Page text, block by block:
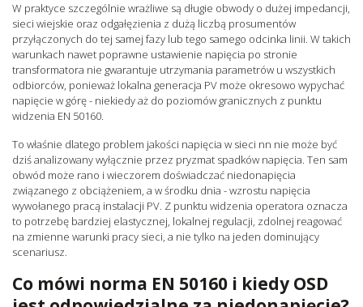
W praktyce szczególnie wrażliwe są długie obwody o dużej impedancji,
sieci wiejskie oraz odgałęzienia z dużą liczbą prosumentów
przyłączonych do tej samej fazy lub tego samego odcinka linii. W takich
warunkach nawet poprawne ustawienie napięcia po stronie
transformatora nie gwarantuje utrzymania parametrów u wszystkich
odbiorców, ponieważ lokalna generacja PV może okresowo wypychać
napięcie w górę - niekiedy aż do poziomów granicznych z punktu
widzenia EN 50160.
To właśnie dlatego problem jakości napięcia w sieci nn nie może być
dziś analizowany wyłącznie przez pryzmat spadków napięcia. Ten sam
obwód może rano i wieczorem doświadczać niedonapięcia
związanego z obciążeniem, a w środku dnia - wzrostu napięcia
wywołanego pracą instalacji PV. Z punktu widzenia operatora oznacza
to potrzebę bardziej elastycznej, lokalnej regulacji, zdolnej reagować
na zmienne warunki pracy sieci, a nie tylko na jeden dominujący
scenariusz.
Co mówi norma EN 50160 i kiedy OSD